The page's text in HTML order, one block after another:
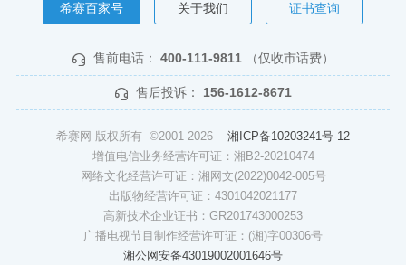
希赛百家号 关于我们 证书查询
售前电话： 400-111-9811 （仅收市话费）
售后投诉： 156-1612-8671
希赛网 版权所有 ©2001-2026 湘ICP备10203241号-12
增值电信业务经营许可证：湘B2-20210474
网络文化经营许可证：湘网文(2022)0042-005号
出版物经营许可证：4301042021177
高新技术企业证书：GR201743000253
广播电视节目制作经营许可证：(湘)字00306号
湘公网安备43019002001646号